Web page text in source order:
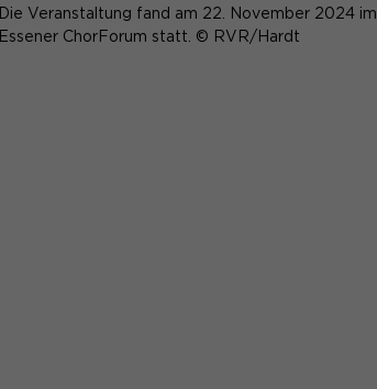
Die Veranstaltung fand am 22. November 2024 im
Essener ChorForum statt. © RVR/Hardt